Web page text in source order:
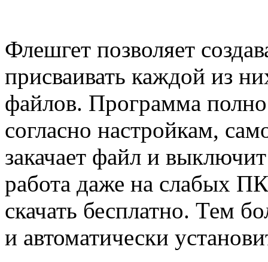
Флешгет позволяет
присваивать каждой из
файлов. Программа
согласно настройкам,
закачает файл и
работа даже на слабых
скачать бесплатно. Тем
и автоматически